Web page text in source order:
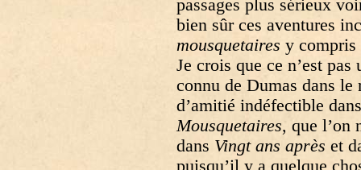
passages plus sérieux
bien sûr ces aventures
mousquetaires y compris
Je crois que ce n’est
connu de Dumas dans
d’amitié indéfectible
Mousquetaires, que l’on
dans Vingt ans après et
puisqu’il y a quelque